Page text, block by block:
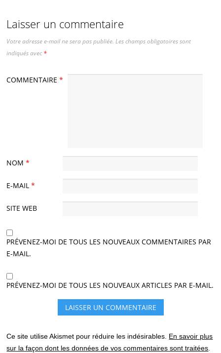
Laisser un commentaire
Votre adresse e-mail ne sera pas publiée. Les champs obligatoires sont
indiqués avec*
COMMENTAIRE*
NOM*
E-MAIL*
SITE WEB
PRÉVENEZ-MOI DE TOUS LES NOUVEAUX COMMENTAIRES PAR
E-MAIL.
PRÉVENEZ-MOI DE TOUS LES NOUVEAUX ARTICLES PAR E-MAIL.
Ce site utilise Akismet pour réduire les indésirables. En savoir plus
sur la façon dont les données de vos commentaires sont traitées.